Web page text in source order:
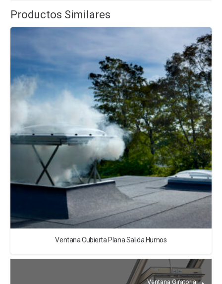
Productos Similares
Ventana Cubierta Plana Salida Humos
Ventana Giratoria